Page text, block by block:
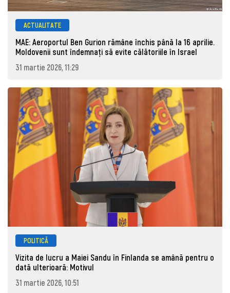
ACTUALITATE
MAE: Aeroportul Ben Gurion rămâne închis până la 16 aprilie.
Moldovenii sunt îndemnați să evite călătoriile în Israel
31 martie 2026, 11:29
POLITICĂ
Vizita de lucru a Maiei Sandu în Finlanda se amână pentru o
dată ulterioară: Motivul
31 martie 2026, 10:51